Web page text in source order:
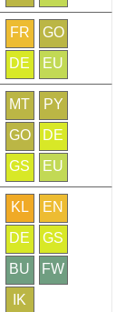
FR
GO
DE
EU
MT
PY
GO
DE
GS
EU
KL
EN
DE
GS
BU
FW
IK